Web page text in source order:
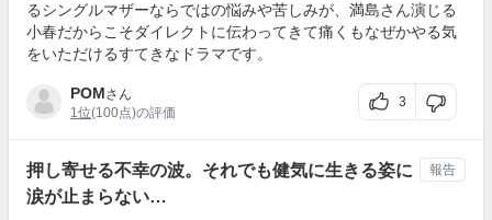
るシングルマザーならではの悩みや苦しみが、満島さん演じる
小春だからこそダイレクトに伝わってきて痛くもなぜかやる気
をいただけるすてきなドラマです。
POMさん
1位(100点)の評価
3
押し寄せる不幸の波。それでも健気に生きる姿に
涙が止まらない…
報告